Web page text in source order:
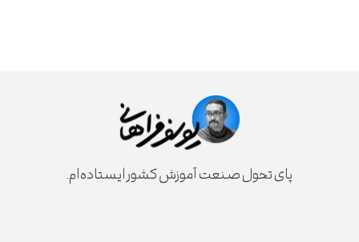
پای تحول صنعت آموزش کشور ایستاده‌ام.